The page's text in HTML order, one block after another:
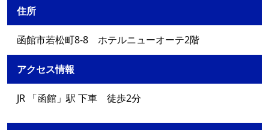
住所
函館市若松町8-8 ホテルニューオーテ2階
アクセス情報
JR 「函館」駅 下車 徒歩2分